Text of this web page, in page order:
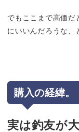
でもここまで高価だ
にいいんだろうな、
購入の経緯。
実は釣友が